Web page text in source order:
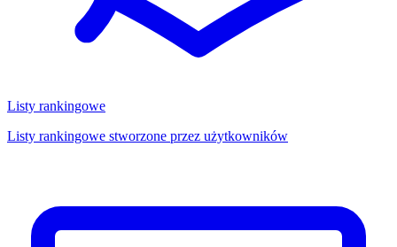
Listy rankingowe
Listy rankingowe stworzone przez użytkowników